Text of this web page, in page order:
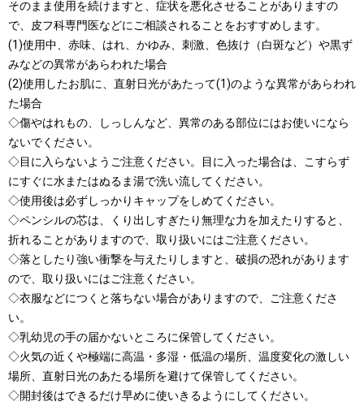
そのまま使用を続けますと、症状を悪化させることがありますの
で、皮フ科専門医などにご相談されることをおすすめします。
(1)使用中、赤味、はれ、かゆみ、刺激、色抜け（白斑など）や黒ず
みなどの異常があらわれた場合
(2)使用したお肌に、直射日光があたって(1)のような異常があらわれ
た場合
◇傷やはれもの、しっしんなど、異常のある部位にはお使いになら
ないでください。
◇目に入らないようご注意ください。目に入った場合は、こすらず
にすぐに水またはぬるま湯で洗い流してください。
◇使用後は必ずしっかりキャップをしめてください。
◇ペンシルの芯は、くり出しすぎたり無理な力を加えたりすると、
折れることがありますので、取り扱いにはご注意ください。
◇落としたり強い衝撃を与えたりしますと、破損の恐れがあります
ので、取り扱いにはご注意ください。
◇衣服などにつくと落ちない場合がありますので、ご注意くださ
い。
◇乳幼児の手の届かないところに保管してください。
◇火気の近くや極端に高温・多湿・低温の場所、温度変化の激しい
場所、直射日光のあたる場所を避けて保管してください。
◇開封後はできるだけ早めに使いきるようにしてください。